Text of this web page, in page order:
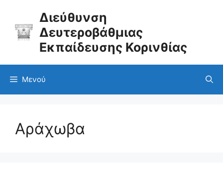
Διεύθυνση
Δευτεροβάθμιας
Εκπαίδευσης Κορινθίας
Μενού
Αράχωβα